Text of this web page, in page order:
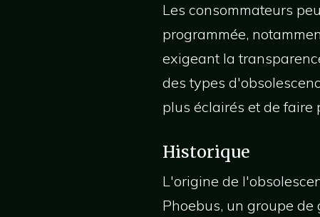
Les consommateurs
programmée,
exigeant la
des types
plus éclairés et de
Historique
L'origine de
Phoebus, un groupe